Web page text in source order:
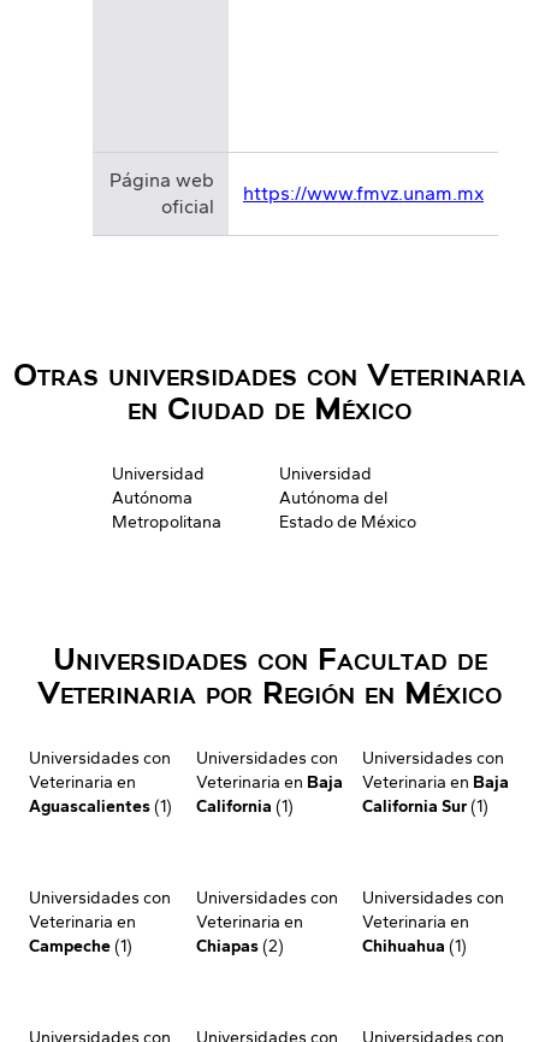
Página web
oficial
https://www.fmvz.unam.mx
Otras universidades con Veterinaria
en Ciudad de México
Universidad
Autónoma
Metropolitana
Universidad
Autónoma del
Estado de México
Universidades con Facultad de
Veterinaria por Región en México
Universidades con
Veterinaria en
Aguascalientes(1)
Universidades con
Veterinaria en Baja
California (1)
Universidades con
Veterinaria en Baja
California Sur(1)
Universidades con
Veterinaria en
Campeche(1)
Universidades con
Veterinaria en
Chiapas(2)
Universidades con
Veterinaria en
Chihuahua (1)
Universidades con Universidades con Universidades con